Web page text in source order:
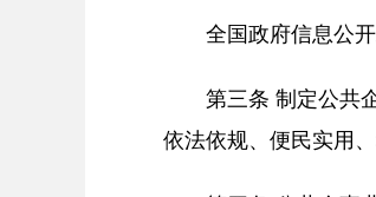
全国政府信息公
第三条 制定公共
依法依规、便民实用